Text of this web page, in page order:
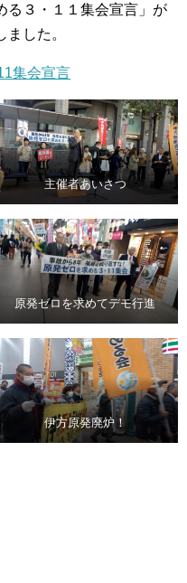
３・１１集会宣言」が
ました。
集会宣言
主催者あいさつ
原発ゼロを求めてデモ行進
伊方原発廃炉！